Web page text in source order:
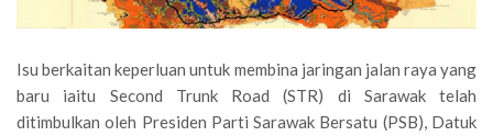
Isu berkaitan keperluan untuk membina jaringan jalan raya yang
baru iaitu Second Trunk Road (STR) di Sarawak telah
ditimbulkan oleh Presiden Parti Sarawak Bersatu (PSB), Datuk